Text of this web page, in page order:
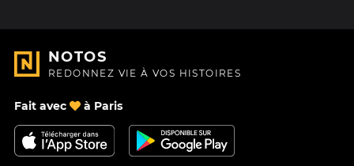
NOTOS
REDONNEZ VIE À VOS HISTOIRES
Fait avec à Paris